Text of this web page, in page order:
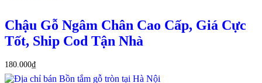
Chậu Gỗ Ngâm Chân Cao Cấp, Giá Cực
Tốt, Ship Cod Tận Nhà
180.000₫